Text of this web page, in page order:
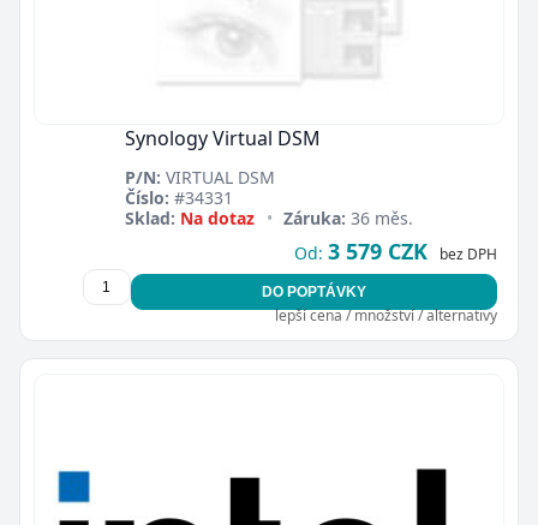
Synology Virtual DSM
P/N: VIRTUAL DSM
Číslo: #34331
Sklad: Na dotaz • Záruka: 36 měs.
Od: 3 579 CZK bez DPH
DO POPTÁVKY
lepší cena / množství / alternativy